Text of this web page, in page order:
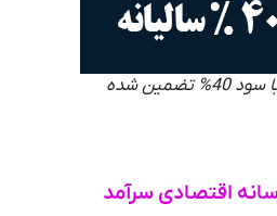
اقتصادی سرآمد